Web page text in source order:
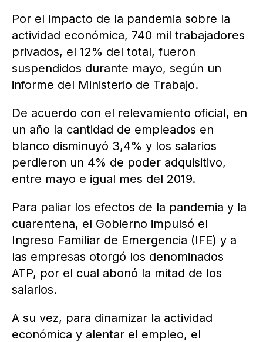
Por el impacto de la pandemia sobre la
actividad económica, 740 mil trabajadores
privados, el 12% del total, fueron
suspendidos durante mayo, según un
informe del Ministerio de Trabajo.
De acuerdo con el relevamiento oficial, en
un año la cantidad de empleados en
blanco disminuyó 3,4% y los salarios
perdieron un 4% de poder adquisitivo,
entre mayo e igual mes del 2019.
Para paliar los efectos de la pandemia y la
cuarentena, el Gobierno impulsó el
Ingreso Familiar de Emergencia (IFE) y a
las empresas otorgó los denominados
ATP, por el cual abonó la mitad de los
salarios.
A su vez, para dinamizar la actividad
económica y alentar el empleo, el